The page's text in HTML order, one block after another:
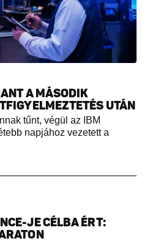
A MÁSODIK
UTÁN
tűnt, végül az IBM
napjához vezetett a
JE CÉLBA ÉRT: